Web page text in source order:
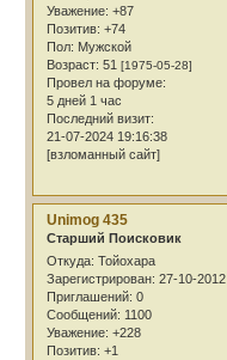
Уважение: +87
Позитив: +74
Пол: Мужской
Возраст: 51 [1975-05-28]
Провел на форуме:
5 дней 1 час
Последний визит:
21-07-2024 19:16:38
[взломанный сайт]
Unimog 435
Cтарший Поисковик
Откуда: Тойохара
Зарегистрирован: 27-10-2012
Приглашений: 0
Сообщений: 1100
Уважение: +228
Позитив: +1